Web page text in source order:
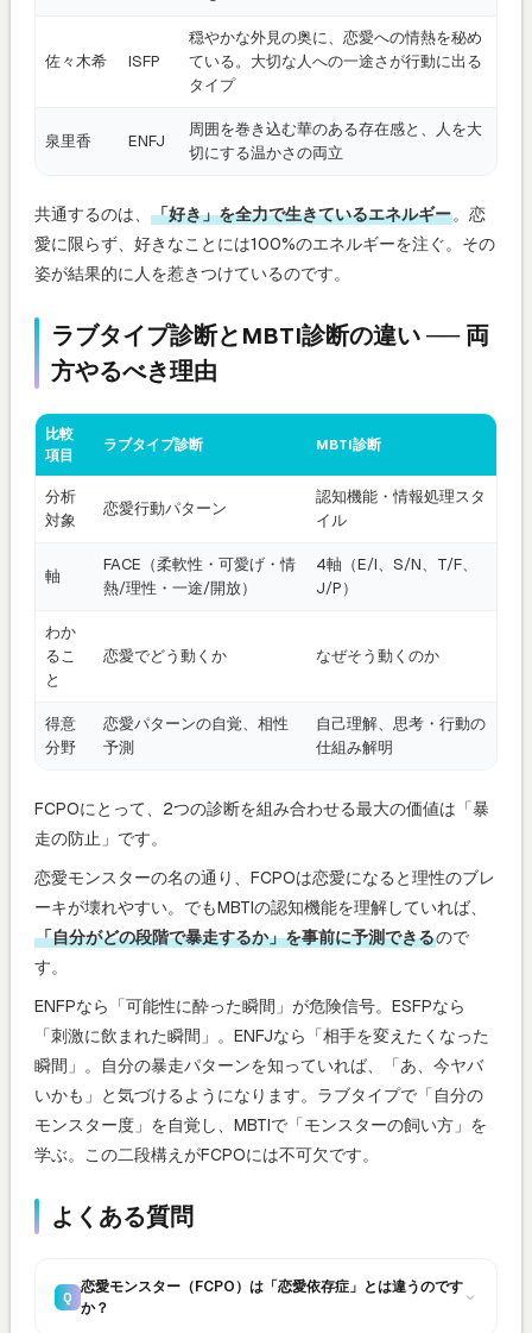
佐々木希 ISFP
穏やかな外見の奥に、恋愛への情熱を秘め
ている。大切な人への一途さが行動に出る
タイプ
泉里香 ENFJ
周囲を巻き込む華のある存在感と、人を大
切にする温かさの両立
共通するのは、 「好き」を全力で生きているエネルギー。恋
愛に限らず、好きなことには100%のエネルギーを注ぐ。その
姿が結果的に人を惹きつけているのです。
ラブタイプ診断とMBTI診断の違い ── 両
方やるべき理由
比較
項目
ラブタイプ診断 MBTI診断
分析
対象
恋愛行動パターン
認知機能・情報処理スタ
イル
軸
FACE（柔軟性・可愛げ・情
熱/理性・一途/開放）
4軸（E/I、S/N、T/F、
J/P）
わか
るこ
と
恋愛でどう動くか なぜそう動くのか
得意
分野
恋愛パターンの自覚、相性
予測
自己理解、思考・行動の
仕組み解明
FCPOにとって、2つの診断を組み合わせる最大の価値は「暴
走の防止」です。
恋愛モンスターの名の通り、FCPOは恋愛になると理性のブレ
ーキが壊れやすい。でもMBTIの認知機能を理解していれば、
「自分がどの段階で暴走するか」を事前に予測できるので
す。
ENFPなら「可能性に酔った瞬間」が危険信号。ESFPなら
「刺激に飲まれた瞬間」。ENFJなら「相手を変えたくなった
瞬間」。自分の暴走パターンを知っていれば、「あ、今ヤバ
いかも」と気づけるようになります。ラブタイプで「自分の
モンスター度」を自覚し、MBTIで「モンスターの飼い方」を
学ぶ。この二段構えがFCPOには不可欠です。
よくある質問
Q
恋愛モンスター（FCPO）は「恋愛依存症」とは違うのです
か？